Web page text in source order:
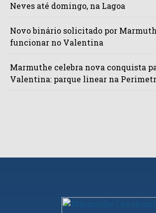
Neves até domingo, na Lagoa
Novo binário solicitado por
funcionar no Valentina
Marmuthe celebra nova conquista
Valentina: parque linear na